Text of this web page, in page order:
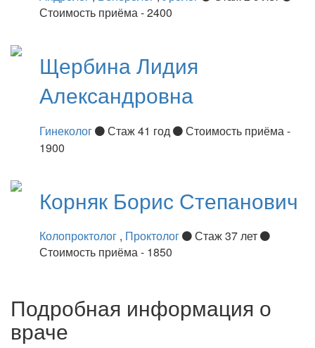
Стоимость приёма - 2400
ЩербинаЛидия
Александровна
Гинеколог Стаж 41 год
Стоимость приёма -
1900
Корняк Борис Степанович
Колопроктолог , Проктолог
Стаж 37 лет
Стоимость приёма - 1850
Подробная информация о
враче